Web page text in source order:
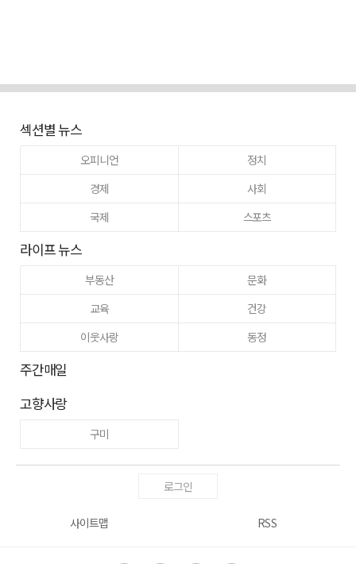
섹션별 뉴스
오피니언
정치
경제
사회
국제
스포츠
라이프 뉴스
부동산
문화
교육
건강
이웃사랑
동정
주간매일
고향사랑
구미
로그인
사이트맵 RSS